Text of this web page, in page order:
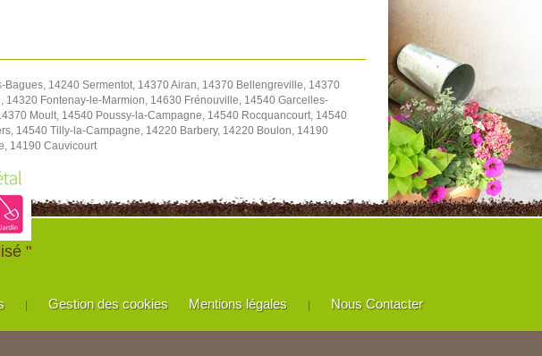
14240 Sermentot, 14370 Airan, 14370 Bellengreville, 14370
Fontenay-le-Marmion, 14630 Frénouville, 14540 Garcelles-
Moult, 14540 Poussy-la-Campagne, 14540 Rocquancourt, 14540
14540 Tilly-la-Campagne, 14220 Barbery, 14220 Boulon, 14190
14190 Cauvicourt
"
Gestion des cookies Mentions légales Nous Contacter